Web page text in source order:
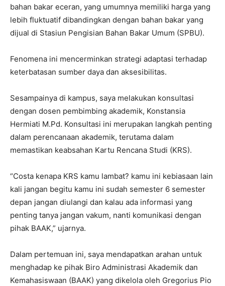
bahan bakar eceran, yang umumnya memiliki harga yang
lebih fluktuatif dibandingkan dengan bahan bakar yang
dijual di Stasiun Pengisian Bahan Bakar Umum (SPBU).
Fenomena ini mencerminkan strategi adaptasi terhadap
keterbatasan sumber daya dan aksesibilitas.
Sesampainya di kampus, saya melakukan konsultasi
dengan dosen pembimbing akademik, Konstansia
Hermiati M.Pd. Konsultasi ini merupakan langkah penting
dalam perencanaan akademik, terutama dalam
memastikan keabsahan Kartu Rencana Studi (KRS).
“Costa kenapa KRS kamu lambat? kamu ini kebiasaan lain
kali jangan begitu kamu ini sudah semester 6 semester
depan jangan diulangi dan kalau ada informasi yang
penting tanya jangan vakum, nanti komunikasi dengan
pihak BAAK,” ujarnya.
Dalam pertemuan ini, saya mendapatkan arahan untuk
menghadap ke pihak Biro Administrasi Akademik dan
Kemahasiswaan (BAAK) yang dikelola oleh Gregorius Pio